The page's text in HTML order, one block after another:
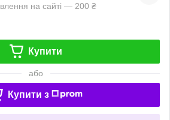
на сайті — 200 ₴
Купити
або
Купити з